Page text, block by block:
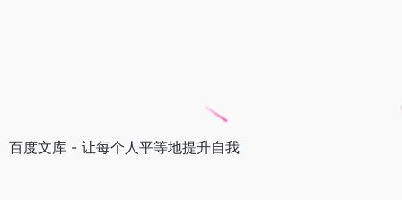
百度文库 - 让每个人平等地提升自我